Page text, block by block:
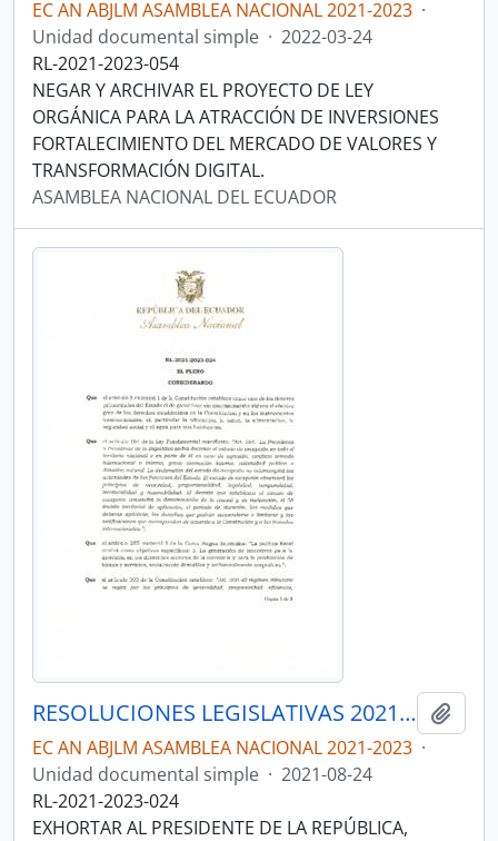
EC AN ABJLM ASAMBLEA NACIONAL 2021-2023 ·
Unidad documental simple · 2022-03-24
RL-2021-2023-054
NEGAR Y ARCHIVAR EL PROYECTO DE LEY
ORGÁNICA PARA LA ATRACCIÓN DE INVERSIONES
FORTALECIMIENTO DEL MERCADO DE VALORES Y
TRANSFORMACIÓN DIGITAL.
ASAMBLEA NACIONAL DEL ECUADOR
RESOLUCIONES LEGISLATIVAS 2021-2023
EC AN ABJLM ASAMBLEA NACIONAL 2021-2023 ·
Unidad documental simple · 2021-08-24
RL-2021-2023-024
EXHORTAR AL PRESIDENTE DE LA REPÚBLICA,